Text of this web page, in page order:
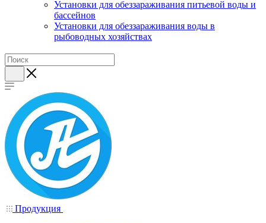
Установки для обеззараживания питьевой воды и
бассейнов
Установки для обеззараживания воды в
рыбоводных хозяйствах
Продукция